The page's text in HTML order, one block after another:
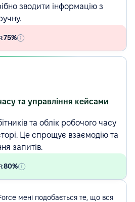
зводити інформацію з
75%
та управління кейсами
та облік робочого часу
Це спрощує взаємодію та
запитів.
80%
мені подобається те, що вся